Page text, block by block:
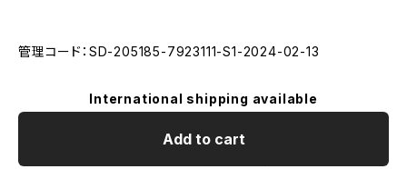
管理コード：SD-205185-7923111-S1-2024-02-13
International shipping available
Add to cart